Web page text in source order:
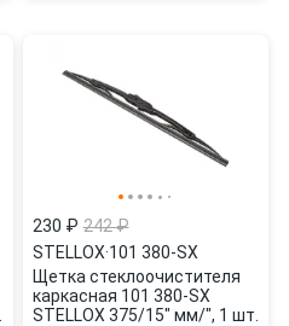
230 ₽ 242 ₽
STELLOX·101 380-SX
Щетка стеклоочистителя
каркасная 101 380-SX
STELLOX 375/15" мм/", 1 шт.